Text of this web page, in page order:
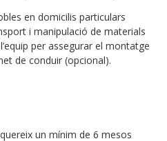
en domicilis particulars
i manipulació de materials
per assegurar el montatge
de conduir (opcional).
un mínim de 6 mesos